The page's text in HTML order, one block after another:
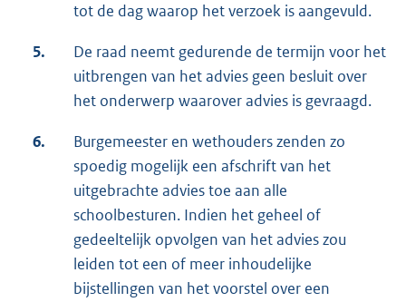
tot de dag waarop het verzoek is aangevuld.
5.
De raad neemt gedurende de termijn voor het
uitbrengen van het advies geen besluit over
het onderwerp waarover advies is gevraagd.
6.
Burgemeester en wethouders zenden zo
spoedig mogelijk een afschrift van het
uitgebrachte advies toe aan alle
schoolbesturen. Indien het geheel of
gedeeltelijk opvolgen van het advies zou
leiden tot een of meer inhoudelijke
bijstellingen van het voorstel over een